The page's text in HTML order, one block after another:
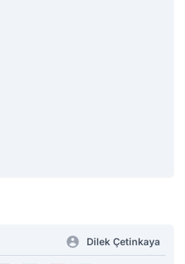
Dilek Çetinkaya